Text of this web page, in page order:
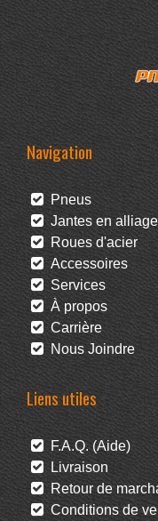
Navigation
Pneus
Jantes en alliage
Roues d'acier
Accessoires
Services
À propos
Carrière
Nous Joindre
Liens utiles
F.A.Q. (Aide)
Livraison
Retour de
Conditions de